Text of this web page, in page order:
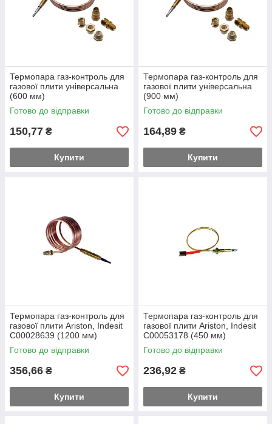
Термопара газ-контроль для
газової плити універсальна
(600 мм)
Готово до відправки
150,77 ₴
Купити
Термопара газ-контроль для
газової плити універсальна
(900 мм)
Готово до відправки
164,89 ₴
Купити
Термопара газ-контроль для
газової плити Ariston, Indesit
C00028639 (1200 мм)
Готово до відправки
356,66 ₴
Купити
Термопара газ-контроль для
газової плити Ariston, Indesit
C00053178 (450 мм)
Готово до відправки
236,92 ₴
Купити